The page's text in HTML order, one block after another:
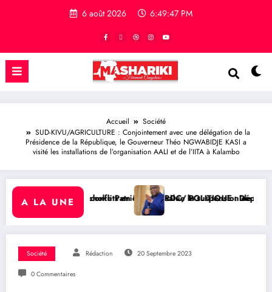
6 août 2026 6:49:49 PM
Accueil
Société
SUD-KIVU/AGRICULTURE : Conjointement avec une délégation de la
Présidence de la République, le Gouverneur Théo NGWABIDJE KASI a
visité les installations de l’organisation AALI et de l’IITA à Kalambo
A LA UNE
de l’arrêté interministériel sur l’économie numérique
: Dépolitisation des Entreprises: Les dirigeants des entreprises
RDC/ SANTÉ :
Société Rédaction 20 Septembre 2023
0 Commentaires